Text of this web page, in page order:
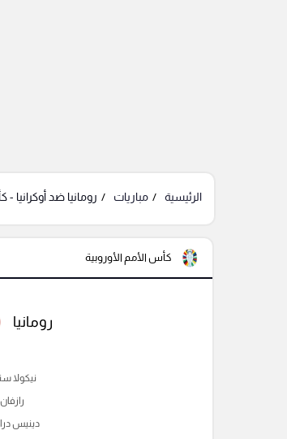
الرئيسية مباريات رومانيا ضد أوكرانيا -
كأس الأمم الأوروبية
رومانيا
نيكولا
دينيس